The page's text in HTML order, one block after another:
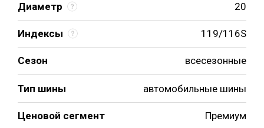
Диаметр 20
Индексы 119/116S
Сезон всесезонные
Тип шины автомобильные шины
Ценовой сегмент Премиум